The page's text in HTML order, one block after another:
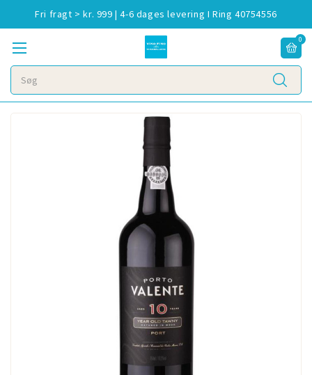
Fri fragt > kr. 999 | 4-6 dages levering I Ring 40754556
Søg
0